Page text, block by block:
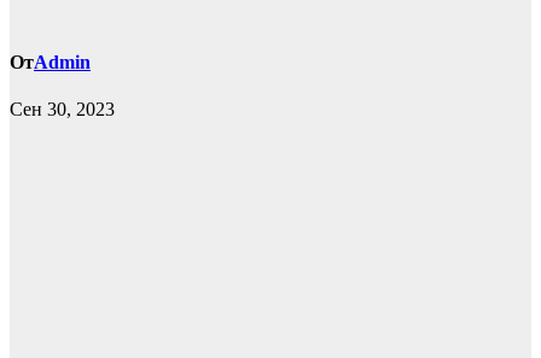
ОтAdmin
Сен 30, 2023